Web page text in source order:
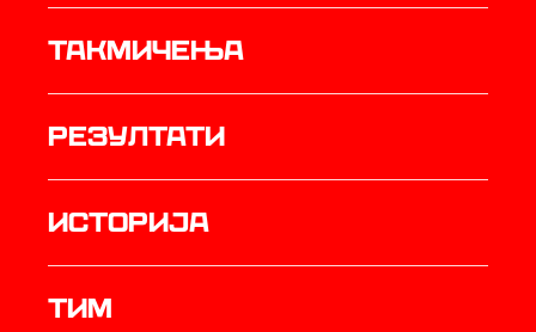
Такмичења
резултати
историја
ТИМ